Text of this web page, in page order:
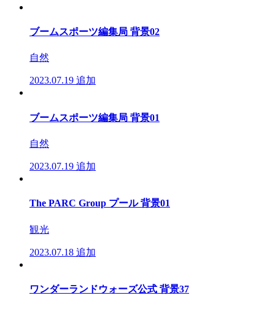
ブームスポーツ編集局 背景02
自然
2023.07.19 追加
ブームスポーツ編集局 背景01
自然
2023.07.19 追加
The PARC Group プール 背景01
観光
2023.07.18 追加
ワンダーランドウォーズ公式 背景37